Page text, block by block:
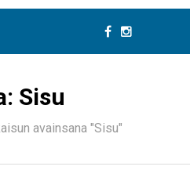
Sisu
avainsana "Sisu"